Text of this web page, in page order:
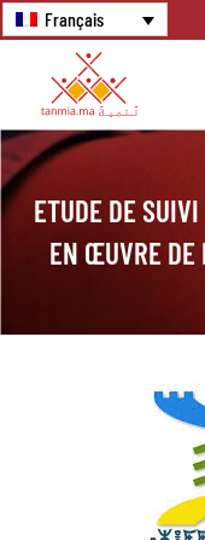
Français
ETUDE DE
EN ŒUVRE DE